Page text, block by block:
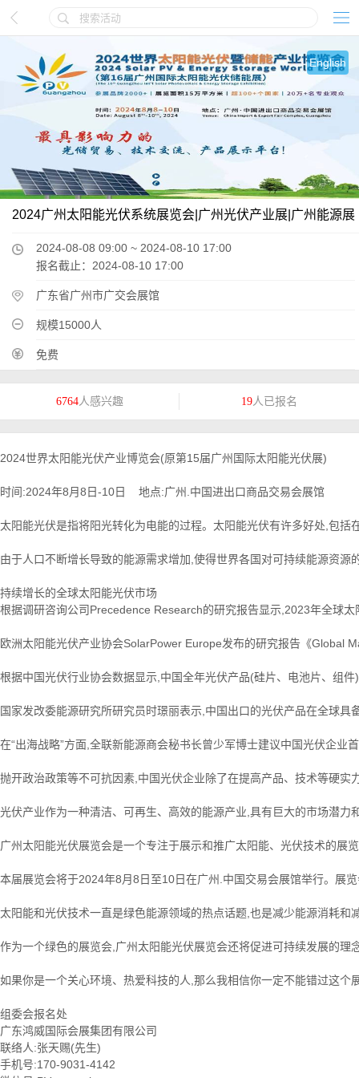
English
2024广州太阳能光伏系统展览会|广州光伏产业展|广州能源展
2024-08-08 09:00 ~ 2024-08-10 17:00
报名截止：2024-08-10 17:00
广东省广州市广交会展馆
规模15000人
免费
6764 人感兴趣 19 人已报名
2024世界太阳能光伏产业博览会(原第15届广州国际太阳能光伏展)
时间:2024年8月8日-10日 地点:广州.中国进出口商品交易会展馆
太阳能光伏是指将阳光转化为电能的过程。太阳能光伏有许多好处,包
由于人口不断增长导致的能源需求增加,使得世界各国对可持续能源资
持续增长的全球太阳能光伏市场
根据调研咨询公司Precedence Research的研究报告显示,2023年全球
欧洲太阳能光伏产业协会SolarPower Europe发布的研究报告《Global
根据中国光伏行业协会数据显示,中国全年光伏产品(硅片、电池片、组
国家发改委能源研究所研究员时璟丽表示,中国出口的光伏产品在全球
在“出海战略”方面,全联新能源商会秘书长曾少军博士建议中国光伏企
抛开政治政策等不可抗因素,中国光伏企业除了在提高产品、技术等硬
光伏产业作为一种清洁、可再生、高效的能源产业,具有巨大的市场潜
广州太阳能光伏展览会是一个专注于展示和推广太阳能、光伏技术的展
本届展览会将于2024年8月8日至10日在广州.中国交易会展馆举行。展
太阳能和光伏技术一直是绿色能源领域的热点话题,也是减少能源消耗
作为一个绿色的展览会,广州太阳能光伏展览会还将促进可持续发展的
如果你是一个关心环境、热爱科技的人,那么我相信你一定不能错过这个
组委会报名处
广东鸿威国际会展集团有限公司
联络人:张天赐(先生)
手机号:170-9031-4142